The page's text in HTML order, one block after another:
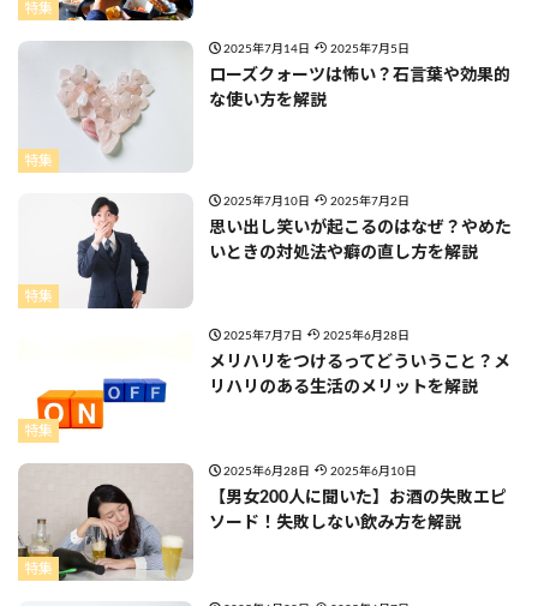
特集
特集
2025年7月14日 2025年7月5日
ローズクォーツは怖い？石言葉や効果的
な使い方を解説
特集
2025年7月10日 2025年7月2日
思い出し笑いが起こるのはなぜ？やめた
いときの対処法や癖の直し方を解説
特集
2025年7月7日 2025年6月28日
メリハリをつけるってどういうこと？メ
リハリのある生活のメリットを解説
特集
2025年6月28日 2025年6月10日
【男女200人に聞いた】お酒の失敗エピ
ソード！失敗しない飲み方を解説